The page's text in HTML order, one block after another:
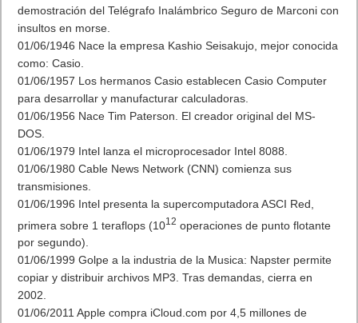
demostración del Telégrafo Inalámbrico Seguro de Marconi con
insultos en morse.
01/06/1946 Nace la empresa Kashio Seisakujo, mejor conocida
como: Casio.
01/06/1957 Los hermanos Casio establecen Casio Computer
para desarrollar y manufacturar calculadoras.
01/06/1956 Nace Tim Paterson. El creador original del MS-
DOS.
01/06/1979 Intel lanza el microprocesador Intel 8088.
01/06/1980 Cable News Network (CNN) comienza sus
transmisiones.
01/06/1996 Intel presenta la supercomputadora ASCI Red,
primera sobre 1 teraflops (1012 operaciones de punto flotante
por segundo).
01/06/1999 Golpe a la industria de la Musica: Napster permite
copiar y distribuir archivos MP3. Tras demandas, cierra en
2002.
01/06/2011 Apple compra iCloud.com por 4,5 millones de